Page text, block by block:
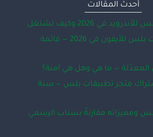
أحدث المقالات
في 2026 وكيف تشتغل
أفضل تطبيقات بلس للأيفون في 2026 — قائمة
— ما هي وهل هي آمنة؟
متجر تطبيقات بلس — سنة
ومميزاته مقارنةً بسناب الرسمي